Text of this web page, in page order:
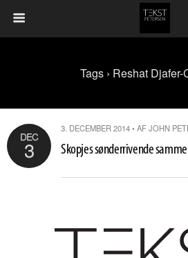
Tags › Reshat
DEC
3
3. DECEMBER 2014 • AF JOHN
Skopjes sønderrivende